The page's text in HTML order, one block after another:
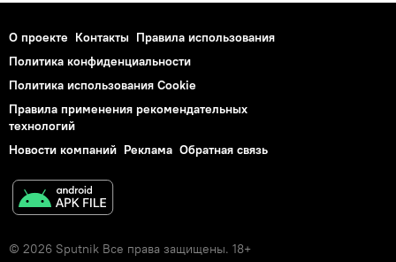
О проекте Контакты Правила использования
Политика конфиденциальности
Политика использования Cookie
Правила применения рекомендательных
технологий
Новости компаний Реклама Обратная связь
© 2026 Sputnik Все права защищены. 18+